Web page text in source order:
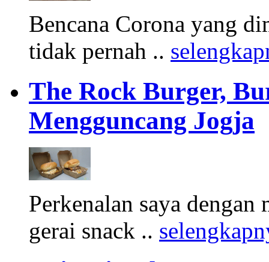
Bencana Corona yang
tidak pernah ..
The Rock Burger,
Mengguncang Jogja
Perkenalan saya
gerai snack ..